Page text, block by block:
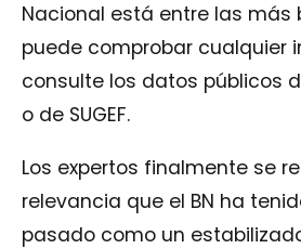
Nacional está entre las más
puede comprobar cualquier
consulte los datos públicos
o de SUGEF.
Los expertos finalmente se
relevancia que el BN ha
pasado como un